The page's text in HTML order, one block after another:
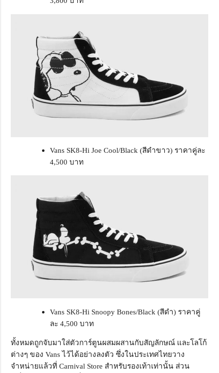
Vans SK8-Hi Joe Cool/Black (สีดำขาว) ราคาคู่ละ
4,500 บาท
Vans SK8-Hi Snoopy Bones/Black (สีดำ) ราคาคู่
ละ 4,500 บาท
ทั้งหมดถูกจับมาใส่ตัวการ์ตูนผสมผสานกับสัญลักษณ์ และโลโก้
ต่างๆ ของ Vans ไว้ได้อย่างลงตัว ซึ่งในประเทศไทยวาง
จำหน่ายแล้วที่ Carnival Store สำหรับรองเท้าเท่านั้น ส่วน